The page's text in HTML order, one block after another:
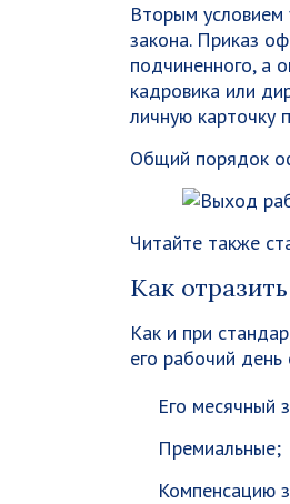
Вторым
закона. Приказ
подчиненного, а
кадровика или
личную карточку
Общий порядок
Читайте также
Как
Как и при
его рабочий день
Его месячный
Премиальные;
Компенсацию